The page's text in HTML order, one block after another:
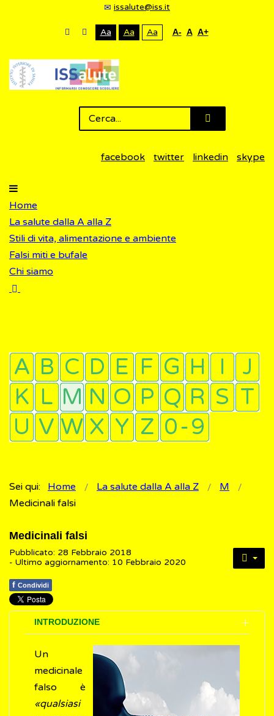
issalute@iss.it
Aa Aa Aa A- A A+
facebook twitter linkedin skype
Home
La salute dalla A alla Z
Stili di vita, alimentazione e ambiente
Falsi miti e bufale
Chi siamo
Sei qui: Home La salute dalla A alla Z
M
Medicinali falsi
Medicinali falsi
Pubblicato: 28 Febbraio 2018
- Ultimo aggiornamento: 10 Febbraio 2020
f Condividi
INTRODUZIONE
Un
medicinale
falso è
«qualsiasi